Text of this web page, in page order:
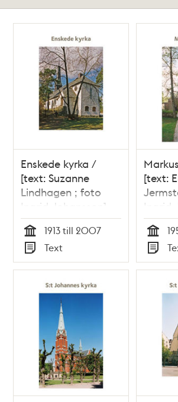
Enskede kyrka /
[text: Suzanne
Lindhagen ; foto
Ingrid Johansson]
Tid
1913 till 2007
Typ
Text
[text:
Ingrid
Mauro
Tid
Typ